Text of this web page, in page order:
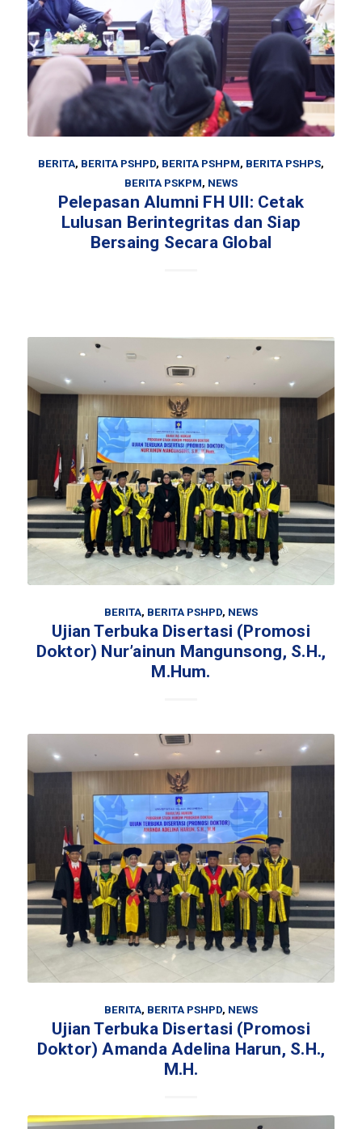
BERITA, BERITA PSHPD, BERITA PSHPM, BERITA PSHPS,
BERITA PSKPM, NEWS
Pelepasan Alumni FH UII: Cetak
Lulusan Berintegritas dan Siap
Bersaing Secara Global
BERITA, BERITA PSHPD, NEWS
Ujian Terbuka Disertasi (Promosi
Doktor) Nur’ainun Mangunsong, S.H.,
M.Hum.
BERITA, BERITA PSHPD, NEWS
Ujian Terbuka Disertasi (Promosi
Doktor) Amanda Adelina Harun, S.H.,
M.H.